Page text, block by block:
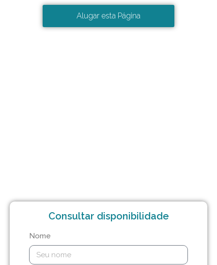
Alugar esta Página
Consultar disponibilidade
Nome